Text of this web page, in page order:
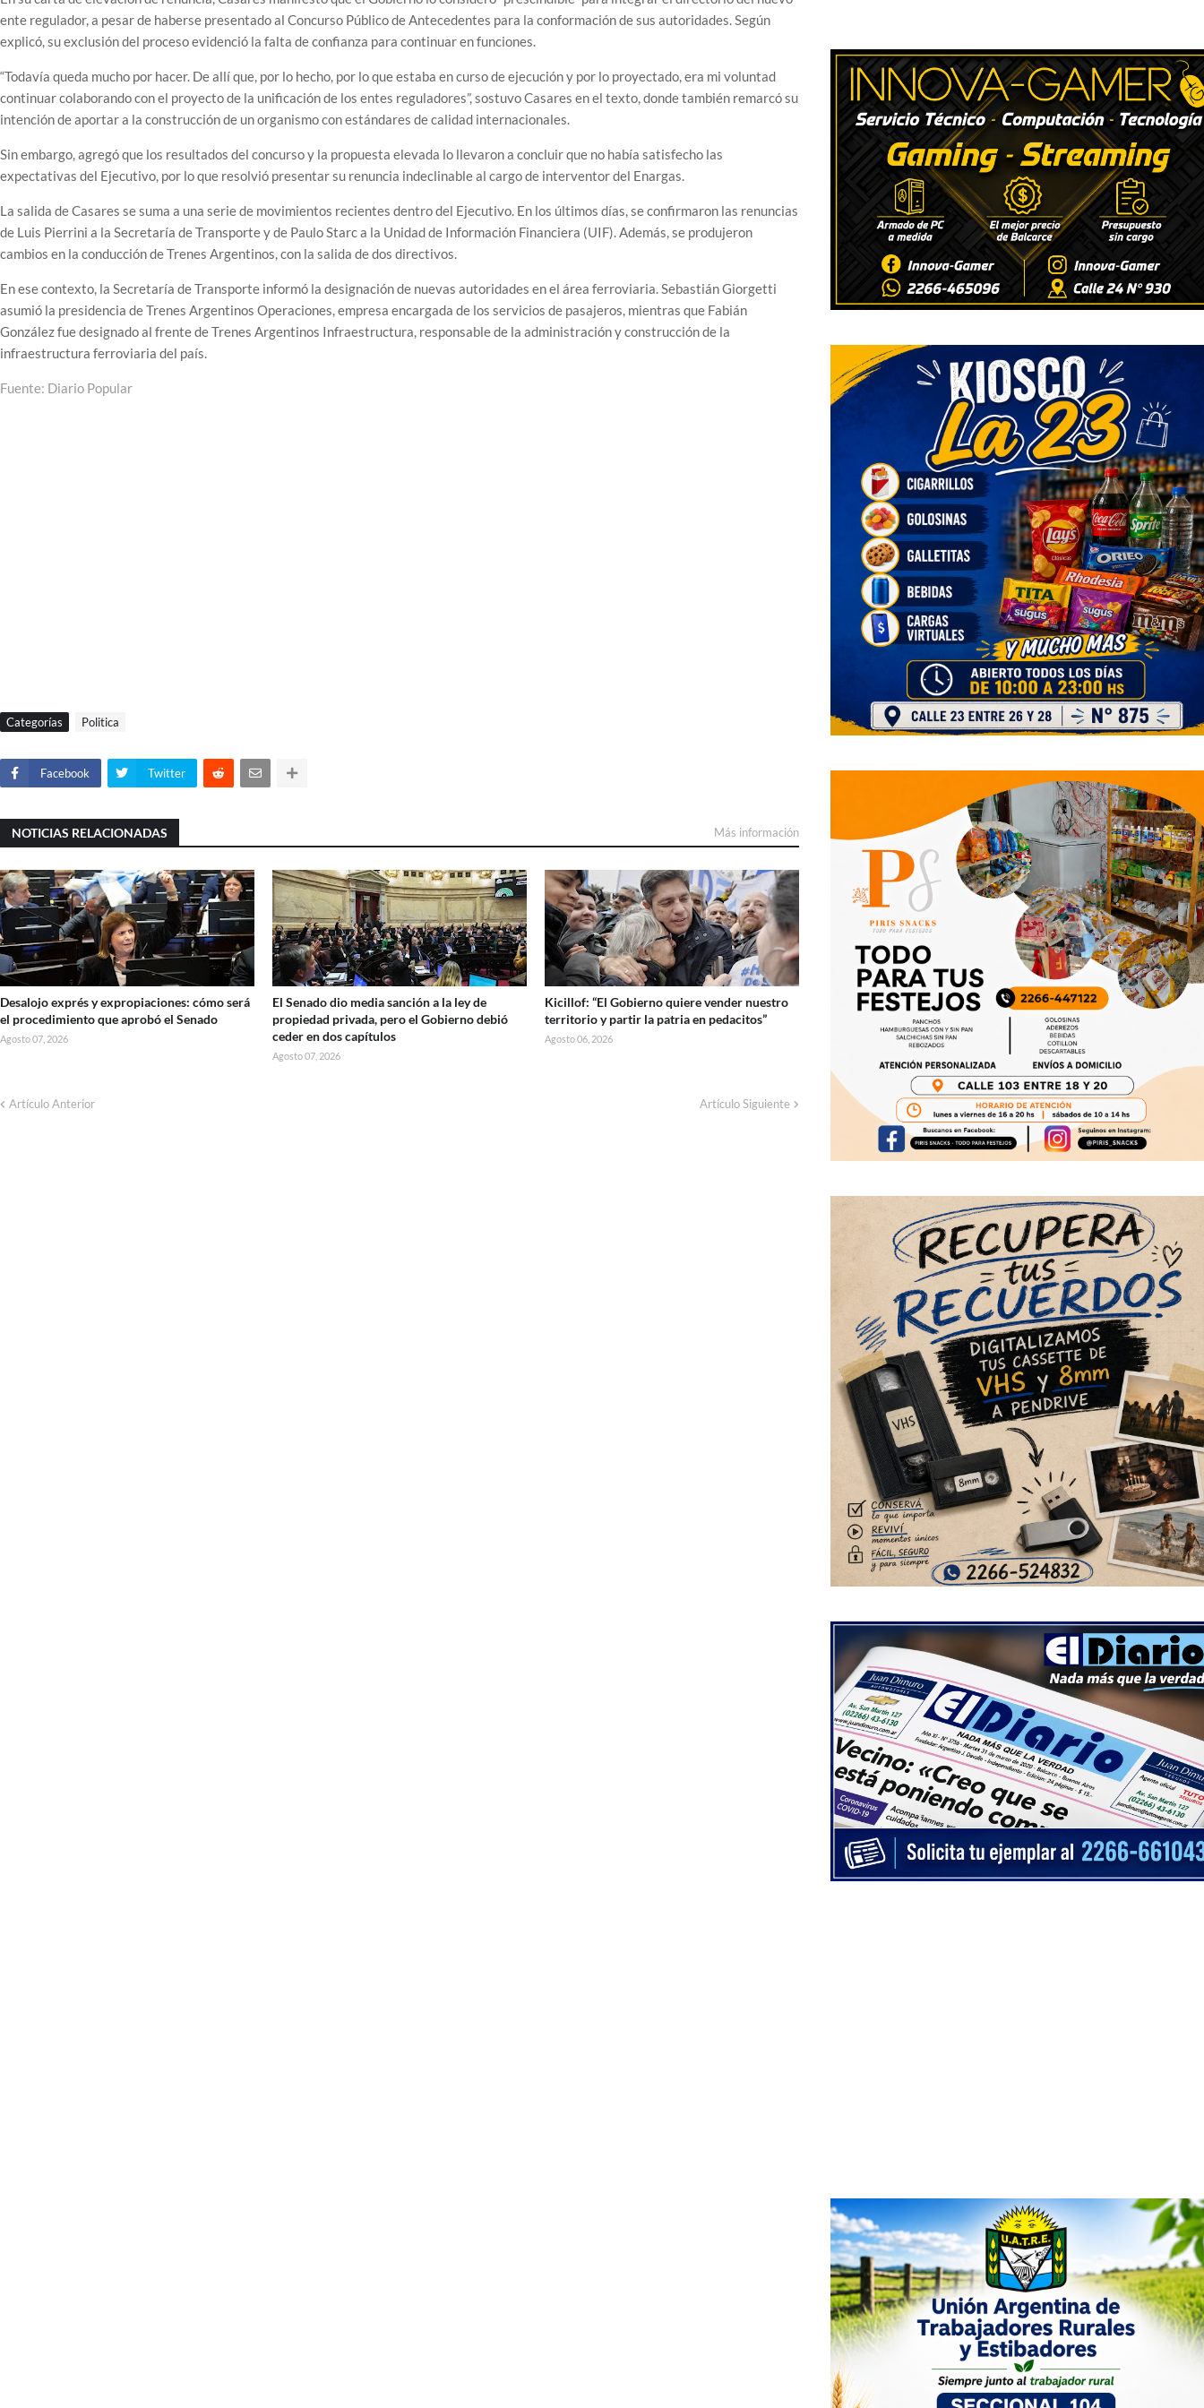
ente regulador, a pesar de haberse presentado al Concurso Público de Antecedentes para la conformación de sus autoridades. Según
explicó, su exclusión del proceso evidenció la falta de confianza para continuar en funciones.
“Todavía queda mucho por hacer. De allí que, por lo hecho, por lo que estaba en curso de ejecución y por lo proyectado, era mi voluntad
continuar colaborando con el proyecto de la unificación de los entes reguladores”, sostuvo Casares en el texto, donde también remarcó su
intención de aportar a la construcción de un organismo con estándares de calidad internacionales.
Sin embargo, agregó que los resultados del concurso y la propuesta elevada lo llevaron a concluir que no había satisfecho las
expectativas del Ejecutivo, por lo que resolvió presentar su renuncia indeclinable al cargo de interventor del Enargas.
La salida de Casares se suma a una serie de movimientos recientes dentro del Ejecutivo. En los últimos días, se confirmaron las renuncias
de Luis Pierrini a la Secretaría de Transporte y de Paulo Starc a la Unidad de Información Financiera (UIF). Además, se produjeron
cambios en la conducción de Trenes Argentinos, con la salida de dos directivos.
En ese contexto, la Secretaría de Transporte informó la designación de nuevas autoridades en el área ferroviaria. Sebastián Giorgetti
asumió la presidencia de Trenes Argentinos Operaciones, empresa encargada de los servicios de pasajeros, mientras que Fabián
González fue designado al frente de Trenes Argentinos Infraestructura, responsable de la administración y construcción de la
infraestructura ferroviaria del país.
Fuente: Diario Popular
Categorías Politica
Facebook Twitter
NOTICIAS RELACIONADAS Más información
Desalojo exprés y expropiaciones: cómo será
el procedimiento que aprobó el Senado
Agosto 07, 2026
El Senado dio media sanción a la ley de
propiedad privada, pero el Gobierno debió
ceder en dos capítulos
Agosto 07, 2026
Kicillof: “El Gobierno quiere vender nuestro
territorio y partir la patria en pedacitos”
Agosto 06, 2026
Artículo Anterior Artículo Siguiente